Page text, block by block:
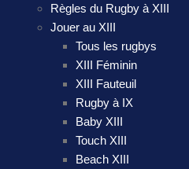
Règles du Rugby à XIII
Jouer au XIII
Tous les rugbys
XIII Féminin
XIII Fauteuil
Rugby à IX
Baby XIII
Touch XIII
Beach XIII